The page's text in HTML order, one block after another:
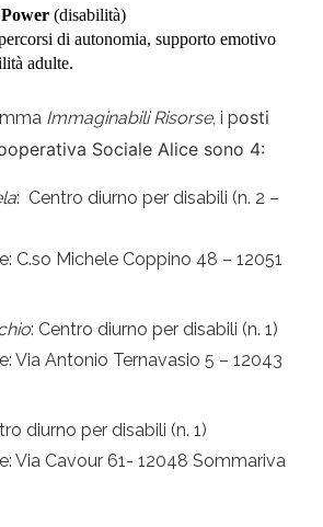
(disabilità)
di autonomia, supporto emotivo
adulte.
Immaginabili Risorse, i posti
Sociale Alice sono 4:
: Centro diurno per disabili (n. 2 –
C.so Michele Coppino 48 – 12051
: Centro diurno per disabili (n. 1)
Via Antonio Ternavasio 5 – 12043
diurno per disabili (n. 1)
Via Cavour 61- 12048 Sommariva